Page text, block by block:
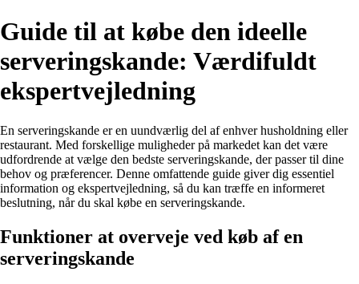
Guide til at købe den ideelle
serveringskande: Værdifuldt
ekspertvejledning
En serveringskande er en uundværlig del af enhver husholdning eller
restaurant. Med forskellige muligheder på markedet kan det være
udfordrende at vælge den bedste serveringskande, der passer til dine
behov og præferencer. Denne omfattende guide giver dig essentiel
information og ekspertvejledning, så du kan træffe en informeret
beslutning, når du skal købe en serveringskande.
Funktioner at overveje ved køb af en
serveringskande